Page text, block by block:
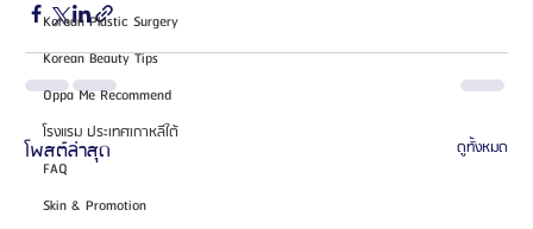
Korean Plastic Surgery
Korean Beauty Tips
Oppa Me Recommend
โรงแรม ประเทศเกาหลีใต้
FAQ
Skin & Promotion
โพสต์ล่าสุด ดูทั้งหมด